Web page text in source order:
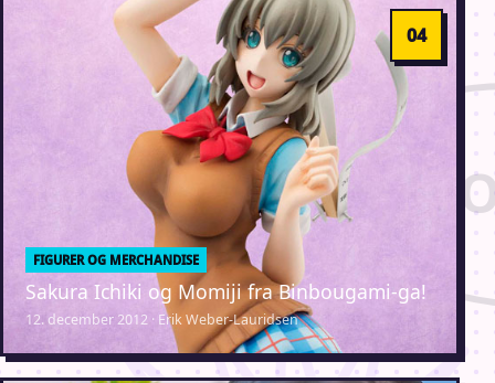
FIGURER OG MERCHANDISE
Sakura Ichiki og Momiji fra Binbougami-ga!
12. december 2012 · Erik Weber-Lauridsen